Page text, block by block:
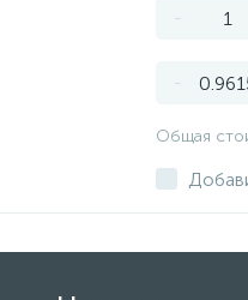
-
-
Общая